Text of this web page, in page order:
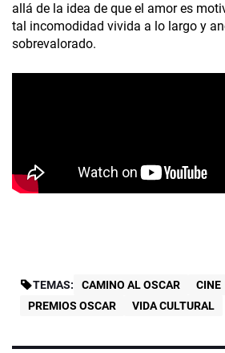
allá de la idea de que el amor es
tal incomodidad vivida a lo largo y
sobrevalorado.
TEMAS: CAMINO AL OSCAR CINE
PREMIOS OSCAR
VIDA CULTURAL